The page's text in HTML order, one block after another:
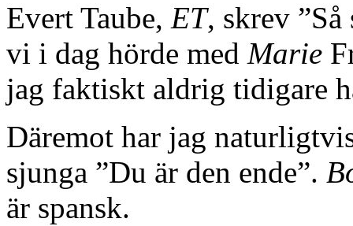
Evert Taube, ET, skrev
vi i dag hörde med Marie
jag faktiskt aldrig tidigare
Däremot har jag
sjunga ”Du är den ende”.
är spansk.